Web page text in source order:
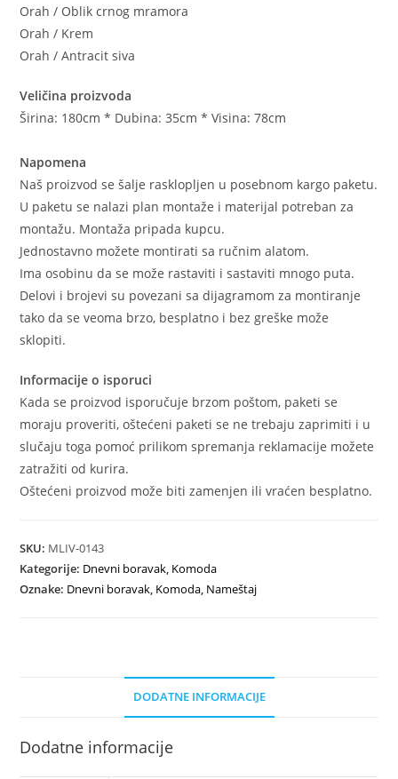
Orah / Oblik crnog mramora
Orah / Krem
Orah / Antracit siva
Veličina proizvoda
Širina: 180cm * Dubina: 35cm * Visina: 78cm
Napomena
Naš proizvod se šalje rasklopljen u posebnom kargo paketu.
U paketu se nalazi plan montaže i materijal potreban za
montažu. Montaža pripada kupcu.
Jednostavno možete montirati sa ručnim alatom.
Ima osobinu da se može rastaviti i sastaviti mnogo puta.
Delovi i brojevi su povezani sa dijagramom za montiranje
tako da se veoma brzo, besplatno i bez greške može
sklopiti.
Informacije o isporuci
Kada se proizvod isporučuje brzom poštom, paketi se
moraju proveriti, oštećeni paketi se ne trebaju zaprimiti i u
slučaju toga pomoć prilikom spremanja reklamacije možete
zatražiti od kurira.
Oštećeni proizvod može biti zamenjen ili vraćen besplatno.
SKU: MLIV-0143
Kategorije: Dnevni boravak Komoda
Oznake: Dnevni boravak Komoda Nameštaj
DODATNE INFORMACIJE
Dodatne informacije